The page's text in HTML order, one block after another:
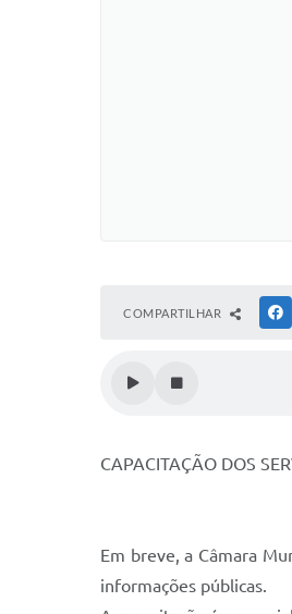
COMPARTILHAR
CAPACITAÇÃO DOS
Em breve, a Câmara
informações públicas.